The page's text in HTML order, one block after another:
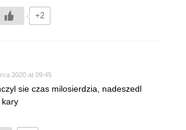
+2
2020 at 09:45
sie czas milosierdzia, nadeszedl
kary